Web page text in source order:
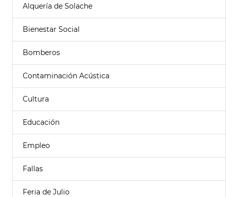
Alquería de Solache
Bienestar Social
Bomberos
Contaminación Acústica
Cultura
Educación
Empleo
Fallas
Feria de Julio